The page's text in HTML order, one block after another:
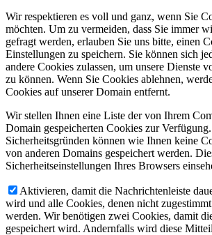
Wir respektieren es voll und ganz, wenn Sie
möchten. Um zu vermeiden, dass Sie immer
gefragt werden, erlauben Sie uns bitte, einen
Einstellungen zu speichern. Sie können sich
andere Cookies zulassen, um unsere Dienste
zu können. Wenn Sie Cookies ablehnen,
Cookies auf unserer Domain entfernt.
Wir stellen Ihnen eine Liste der von Ihrem
Domain gespeicherten Cookies zur
Sicherheitsgründen können wie Ihnen keine
von anderen Domains gespeichert werden.
Sicherheitseinstellungen Ihres Browsers
Aktivieren, damit die Nachrichtenleiste
wird und alle Cookies, denen nicht
werden. Wir benötigen zwei Cookies, damit
gespeichert wird. Andernfalls wird diese